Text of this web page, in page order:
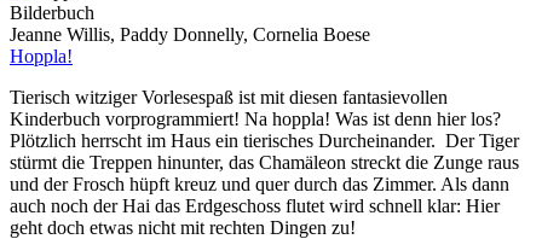
Bilderbuch
Jeanne Willis, Paddy Donnelly, Cornelia Boese
Hoppla!
Tierisch witziger Vorlesespaß ist mit diesen fantasievollen
Kinderbuch vorprogrammiert! Na hoppla! Was ist denn hier los?
Plötzlich herrscht im Haus ein tierisches Durcheinander. Der Tiger
stürmt die Treppen hinunter, das Chamäleon streckt die Zunge raus
und der Frosch hüpft kreuz und quer durch das Zimmer. Als dann
auch noch der Hai das Erdgeschoss flutet wird schnell klar: Hier
geht doch etwas nicht mit rechten Dingen zu!